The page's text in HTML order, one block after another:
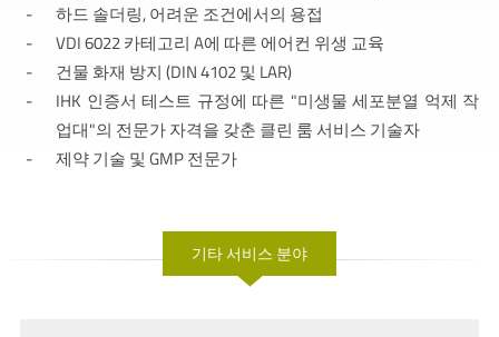
하드 솔더링, 어려운 조건에서의 용접
VDI 6022 카테고리 A에 따른 에어컨 위생 교육
건물 화재 방지 (DIN 4102 및 LAR)
IHK 인증서 테스트 규정에 따른 "미생물 세포분열 억제 작
업대"의 전문가 자격을 갖춘 클린 룸 서비스 기술자
제약 기술 및 GMP 전문가
기타 서비스 분야